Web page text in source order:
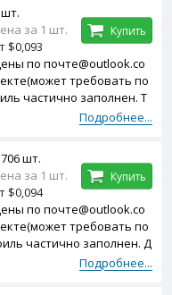
по почте@outlook.co
требовать по
частично заполнен. T
MIX ip.
Подробнее...
за 1 шт.
$0,093
Купить
по почте@outlook.co
требовать по
частично заполнен. Д
Token в комплекте. За
Подробнее...
шт.
за 1 шт.
$0,094
Купить